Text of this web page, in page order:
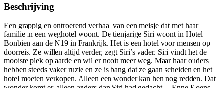
Beschrijving
Een grappig en ontroerend verhaal van een meisje dat met haar
familie in een weghotel woont. De tienjarige Siri woont in Hotel
Bonbien aan de N19 in Frankrijk. Het is een hotel voor mensen op
doorreis. Ze willen altijd verder, zegt Siri’s vader. Siri vindt het de
mooiste plek op aarde en wil er nooit meer weg. Maar haar ouders
hebben steeds vaker ruzie en ze is bang dat ze gaan scheiden en het
hotel moeten verkopen. Alleen een wonder kan hen nog redden. Dat